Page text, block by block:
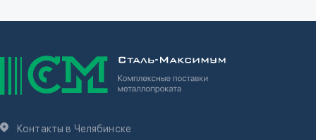
Контакты в Челябинске